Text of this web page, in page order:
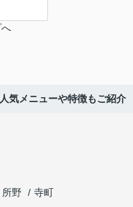
気メニューや特徴もご紹介
所野
寺町